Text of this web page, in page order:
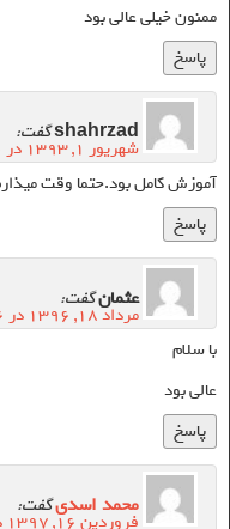
ممنون خیلی عالی بود
پاسخ
shahrzadگفت:
شهریور ۱, ۱۳۹۳ در ۱۰:۴۶ ب.ظ
آموزش کامل بود.حتما وقت
پاسخ
عثمانگفت:
مرداد ۱۸, ۱۳۹۶ در ۷:۳۶ ب.ظ
با سلام
عالی بود
پاسخ
محمد اسدیگفت:
فروردین ۱۶, ۱۳۹۷ در ۴:۴۵ ب.ظ